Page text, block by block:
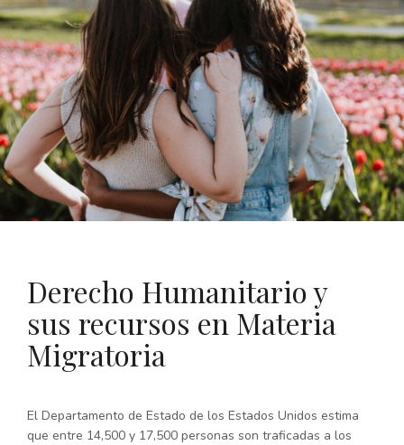
Derecho Humanitario y
sus recursos en Materia
Migratoria
El Departamento de Estado de los Estados Unidos estima
que entre 14,500 y 17,500 personas son traficadas a los